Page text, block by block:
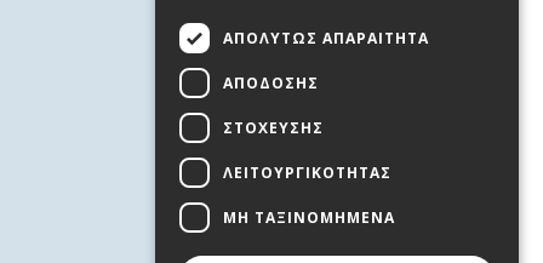
Πολιτική Απορρήτου
Cookies
Επικοινωνία
Προσφορές Εργασίας
Εκδηλώσεις
FOLLOW US
ΑΠΟΛΎΤΩΣ ΑΠΑΡΑΊΤΗΤΑ
ΑΠΌΔΟΣΗΣ
ΣΤΌΧΕΥΣΗΣ
ΛΕΙΤΟΥΡΓΙΚΌΤΗΤΑΣ
ΜΗ ΤΑΞΙΝΟΜΗΜΈΝΑ